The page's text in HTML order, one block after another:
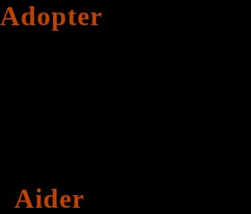
Adopter
Aider